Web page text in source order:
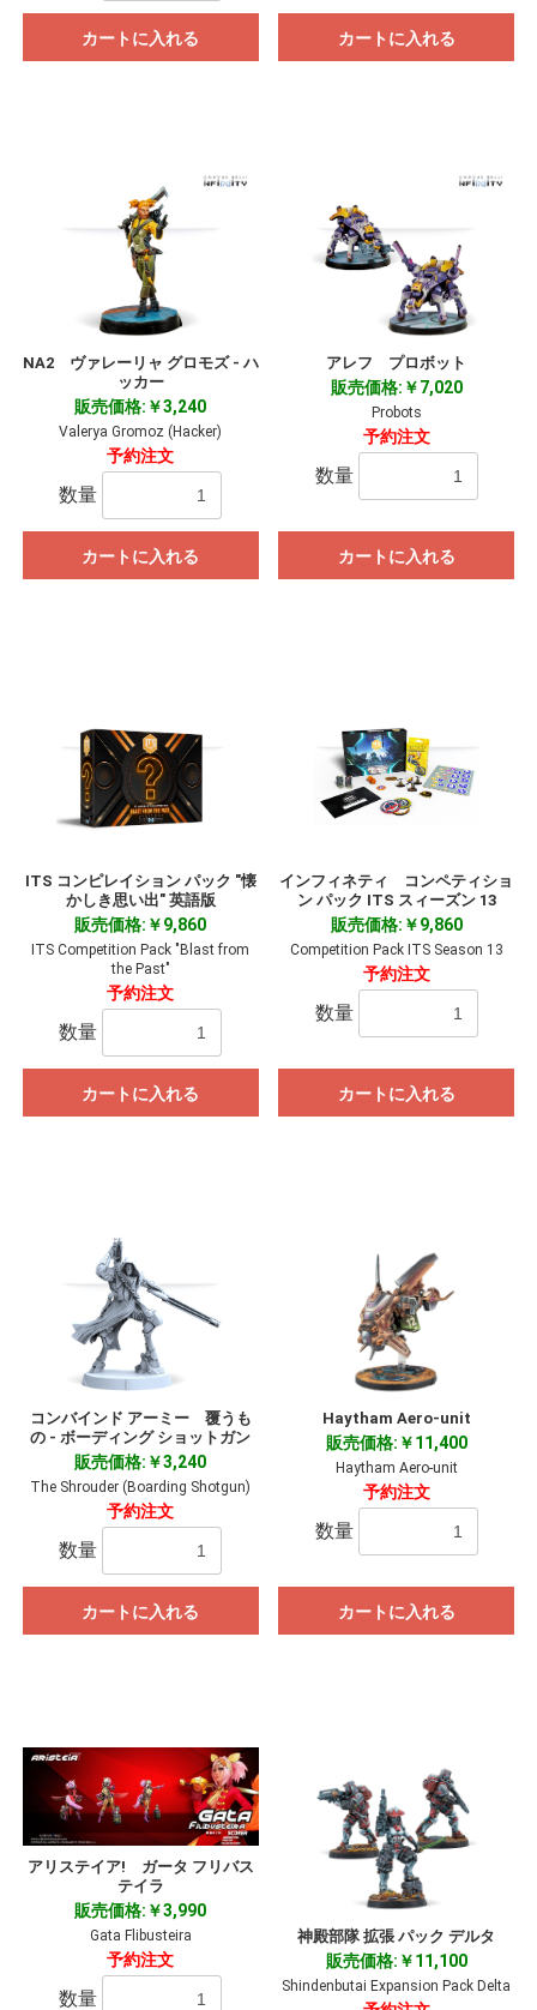
カートに入れる カートに入れる
NA2 ヴァレーリャ グロモズ - ハ
ッカー
販売価格:￥3,240
Valerya Gromoz (Hacker)
予約注文
数量
カートに入れる
アレフ プロボット
販売価格:￥7,020
Probots
予約注文
数量
カートに入れる
ITS コンピレイション パック "懐
かしき思い出" 英語版
販売価格:￥9,860
ITS Competition Pack "Blast from
the Past"
予約注文
数量
カートに入れる
インフィネティ コンペティショ
ン パック ITS スィーズン 13
販売価格:￥9,860
Competition Pack ITS Season 13
予約注文
数量
カートに入れる
コンバインド アーミー 覆うも
の - ボーディング ショットガン
販売価格:￥3,240
The Shrouder (Boarding Shotgun)
予約注文
数量
カートに入れる
Haytham Aero-unit
販売価格:￥11,400
Haytham Aero-unit
予約注文
数量
カートに入れる
アリステイア! ガータ フリバス
テイラ
販売価格:￥3,990
Gata Flibusteira
予約注文
数量
神殿部隊 拡張 パック デルタ
販売価格:￥11,100
Shindenbutai Expansion Pack Delta